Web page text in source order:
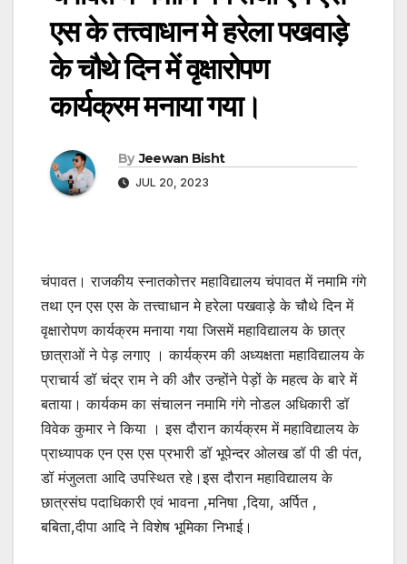
एस के तत्त्वाधान मे हरेला पखवाड़े
के चौथे दिन में वृक्षारोपण
कार्यक्रम मनाया गया।
By Jeewan Bisht
JUL 20, 2023
चंपावत। राजकीय स्नातकोत्तर महाविद्यालय चंपावत में नमामि गंगे
तथा एन एस एस के तत्त्वाधान मे हरेला पखवाड़े के चौथे दिन में
वृक्षारोपण कार्यक्रम मनाया गया जिसमें महाविद्यालय के छात्र
छात्राओं ने पेड़ लगाए । कार्यक्रम की अध्यक्षता महाविद्यालय के
प्राचार्य डॉ चंद्र राम ने की और उन्होंने पेड़ों के महत्व के बारे में
बताया। कार्यकम का संचालन नमामि गंगे नोडल अधिकारी डॉ
विवेक कुमार ने किया । इस दौरान कार्यक्रम में महाविद्यालय के
प्राध्यापक एन एस एस प्रभारी डॉ भूपेन्दर ओलख डॉ पी डी पंत,
डॉ मंजुलता आदि उपस्थित रहे।इस दौरान महाविद्यालय के
छात्रसंघ पदाधिकारी एवं भावना ,मनिषा ,दिया, अर्पित ,
बबिता,दीपा आदि ने विशेष भूमिका निभाई।